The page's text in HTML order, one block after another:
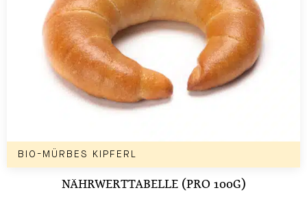
BIO-MÜRBES KIPFERL
NÄHRWERTTABELLE (PRO 100G)